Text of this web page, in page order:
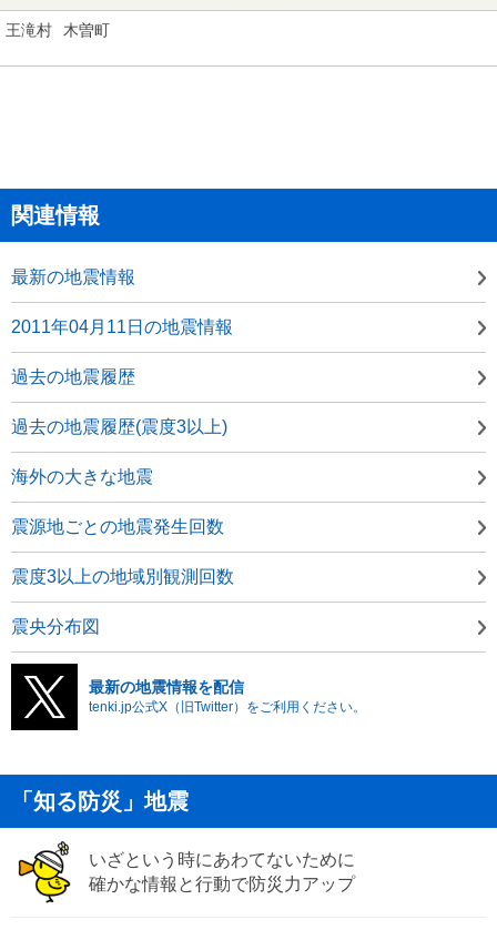
王滝村 木曽町
関連情報
最新の地震情報
2011年04月11日の地震情報
過去の地震履歴
過去の地震履歴(震度3以上)
海外の大きな地震
震源地ごとの地震発生回数
震度3以上の地域別観測回数
震央分布図
最新の地震情報を配信
tenki.jp公式X（旧Twitter）をご利用ください。
「知る防災」地震
いざという時にあわてないために
確かな情報と行動で防災力アップ